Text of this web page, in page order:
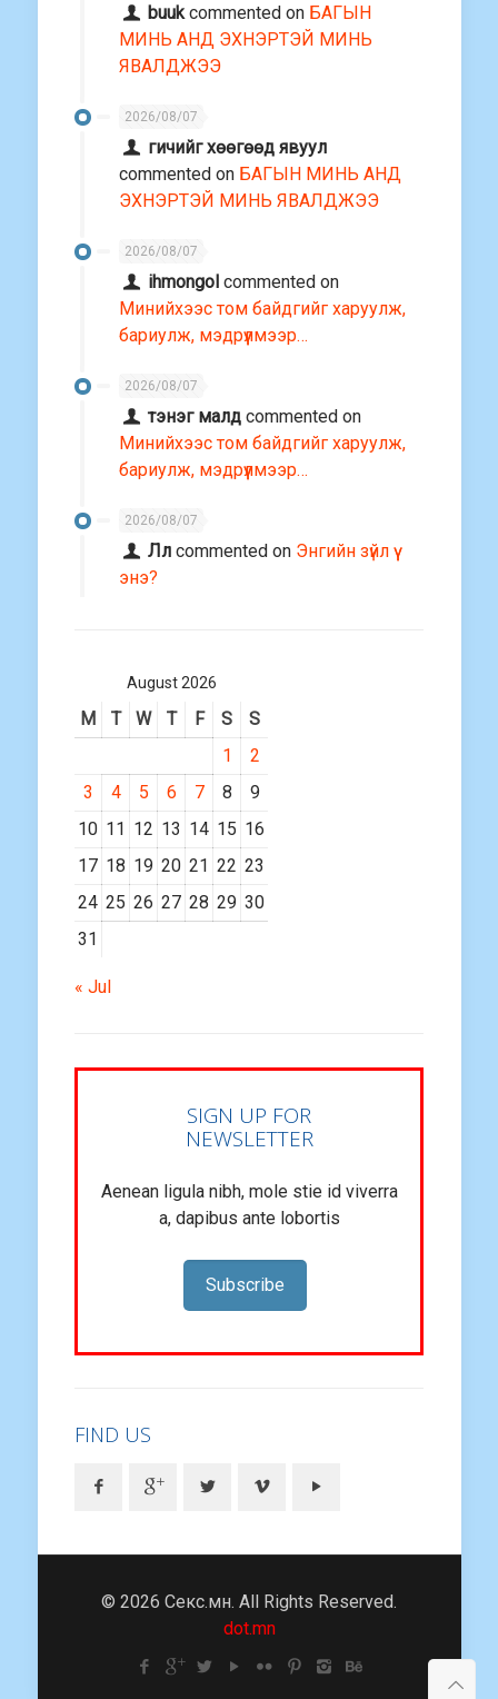
buukcommented on БАГЫН
МИНЬ АНД ЭХНЭРТЭЙ МИНЬ
ЯВАЛДЖЭЭ
2026/08/07
гичийг хөөгөөд явуул
commented on БАГЫН МИНЬ АНД
ЭХНЭРТЭЙ МИНЬ ЯВАЛДЖЭЭ
2026/08/07
ihmongol commented on
Минийхээс том байдгийг харуулж,
бариулж, мэдрүүлмээр…
2026/08/07
тэнэг малд commented on
Минийхээс том байдгийг харуулж,
бариулж, мэдрүүлмээр…
2026/08/07
Лл commented on Энгийн зүйл үү
энэ?
August 2026
M T W T F S
S
1
2
3
4 5 6 7 8
9
10 11 12 13 14 15 16
17 18 19 20 21 22 23
24 25 26 27 28 29 30
31
« Jul
SIGN UP FOR
NEWSLETTER
Aenean ligula nibh, mole stie id viverra
a, dapibus ante lobortis
Subscribe
FIND US
© 2026 Секс.мн. All Rights Reserved.
dot.mn